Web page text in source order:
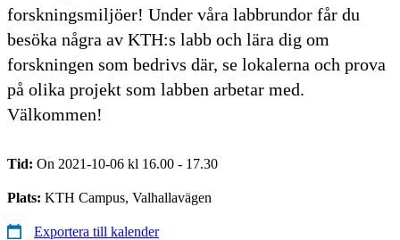
forskningsmiljöer! Under våra labbrundor får du
besöka några av KTH:s labb och lära dig om
forskningen som bedrivs där, se lokalerna och prova
på olika projekt som labben arbetar med.
Välkommen!
Tid: On 2021-10-06 kl 16.00 - 17.30
Plats: KTH Campus, Valhallavägen
Exportera till kalender